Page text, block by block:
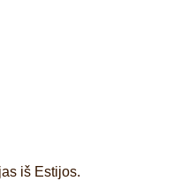
iš Estijos.